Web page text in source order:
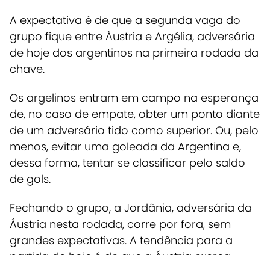
A expectativa é de que a segunda vaga do
grupo fique entre Áustria e Argélia, adversária
de hoje dos argentinos na primeira rodada da
chave.
Os argelinos entram em campo na esperança
de, no caso de empate, obter um ponto diante
de um adversário tido como superior. Ou, pelo
menos, evitar uma goleada da Argentina e,
dessa forma, tentar se classificar pelo saldo
de gols.
Fechando o grupo, a Jordânia, adversária da
Áustria nesta rodada, corre por fora, sem
grandes expectativas. A tendência para a